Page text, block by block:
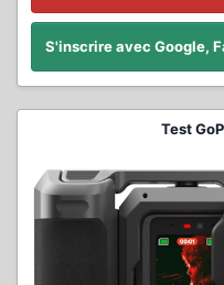
S'inscrire avec Google,
Test